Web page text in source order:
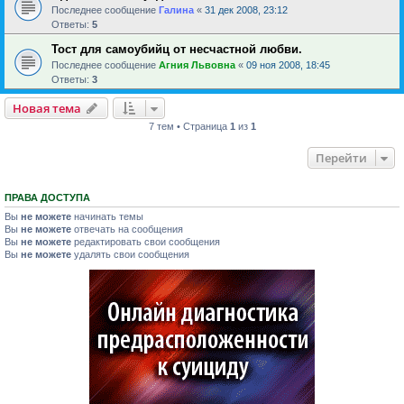
Последнее сообщение Галина « 31 дек 2008, 23:12
Ответы: 5
Тост для самоубийц от несчастной любви.
Последнее сообщение Агния Львовна « 09 ноя 2008, 18:45
Ответы: 3
Новая тема
7 тем • Страница 1 из 1
Перейти
ПРАВА ДОСТУПА
Вы не можете начинать темы
Вы не можете отвечать на сообщения
Вы не можете редактировать свои сообщения
Вы не можете удалять свои сообщения